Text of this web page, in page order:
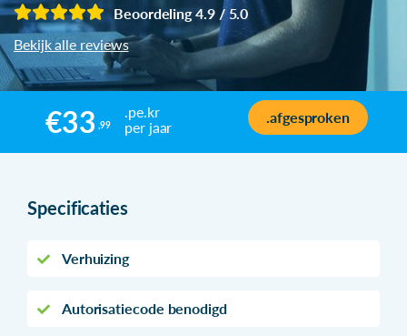
Beoordeling 4.9 / 5.0
Bekijk alle reviews
€33 ,99
.pe.kr
per jaar
.afgesproken
Specificaties
Verhuizing
Autorisatiecode benodigd